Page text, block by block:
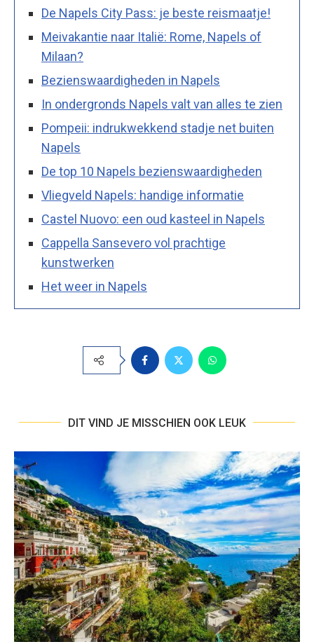
De Napels City Pass: je beste reismaatje!
Meivakantie naar Italië: Rome, Napels of
Milaan?
Bezienswaardigheden in Napels
In ondergronds Napels valt van alles te zien
Pompeii: indrukwekkend stadje net buiten
Napels
De top 10 Napels bezienswaardigheden
Vliegveld Napels: handige informatie
Castel Nuovo: een oud kasteel in Napels
Cappella Sansevero vol prachtige
kunstwerken
Het weer in Napels
DIT VIND JE MISSCHIEN OOK LEUK